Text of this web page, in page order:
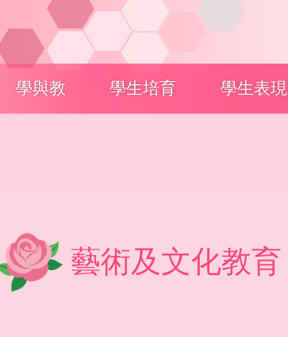
學與教 學生培育 學生表現
藝術及文化教育